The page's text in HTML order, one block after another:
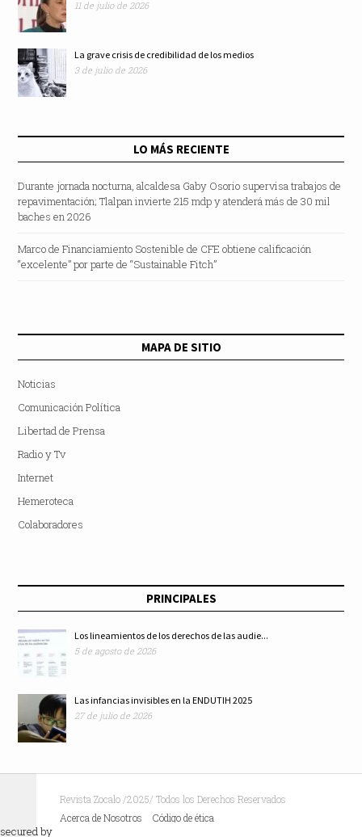
11 de julio de 2026
La grave crisis de credibilidad de los medios
3 de julio de 2026
LO MÁS RECIENTE
Durante jornada nocturna, alcaldesa Gaby Osorio supervisa trabajos de
repavimentación; Tlalpan invierte 215 mdp y atenderá más de 30 mil
baches en 2026
Marco de Financiamiento Sostenible de CFE obtiene calificación
“excelente” por parte de “Sustainable Fitch”
MAPA DE SITIO
Noticias
Comunicación Política
Libertad de Prensa
Radio y Tv
Internet
Hemeroteca
Colaboradores
PRINCIPALES
Los lineamientos de los derechos de las audie...
5 de agosto de 2026
Las infancias invisibles en la ENDUTIH 2025
27 de julio de 2026
Revista Zocalo /2025/ Todos los Derechos Reservados
Acerca de Nosotros
Código de ética
secured by